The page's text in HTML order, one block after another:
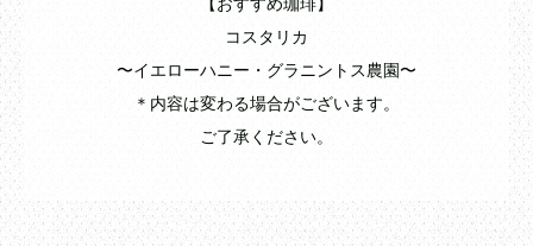
コスタリカ
〜イエローハニー・グラニントス農園〜
＊内容は変わる場合がございます。
ご了承ください。